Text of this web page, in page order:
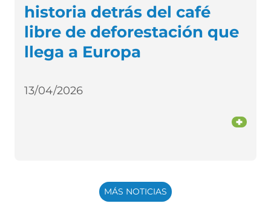
historia detrás del café
libre de deforestación que
llega a Europa
13/04/2026
+
MÁS NOTICIAS